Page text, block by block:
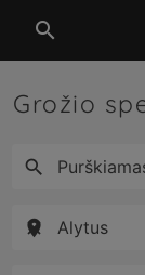

Grožio


